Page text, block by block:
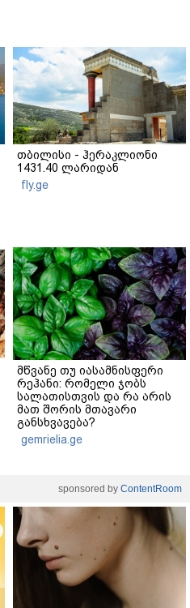
თბილისი - ჰერაკლიონი
1431.40 ლარიდან
fly.ge
მწვანე თუ იასამნისფერი
რეჰანი: რომელი ჯობს
სალათისთვის და რა არის
მათ შორის მთავარი
განსხვავება?
gemrielia.ge
sponsored by ContentRoom